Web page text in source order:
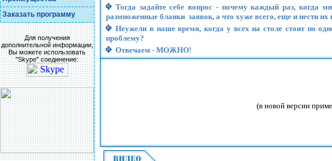
Заказать программу
Для получения
дополнительной информации,
Вы можете использовать
"Skype" соединение:
Тогда задайте себе вопрос - почему каждый раз, когда
размноженные бланки заявок, а что хуже всего, еще и нести их
Неужели в наше время, когда у всех на столе стоит по
проблему?
Отвечаем - МОЖНО!
(в новой версии